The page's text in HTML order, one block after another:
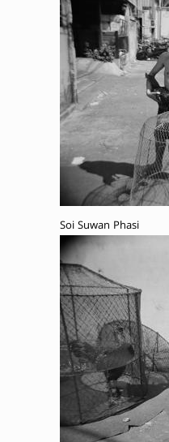
Soi Suwan Phasi